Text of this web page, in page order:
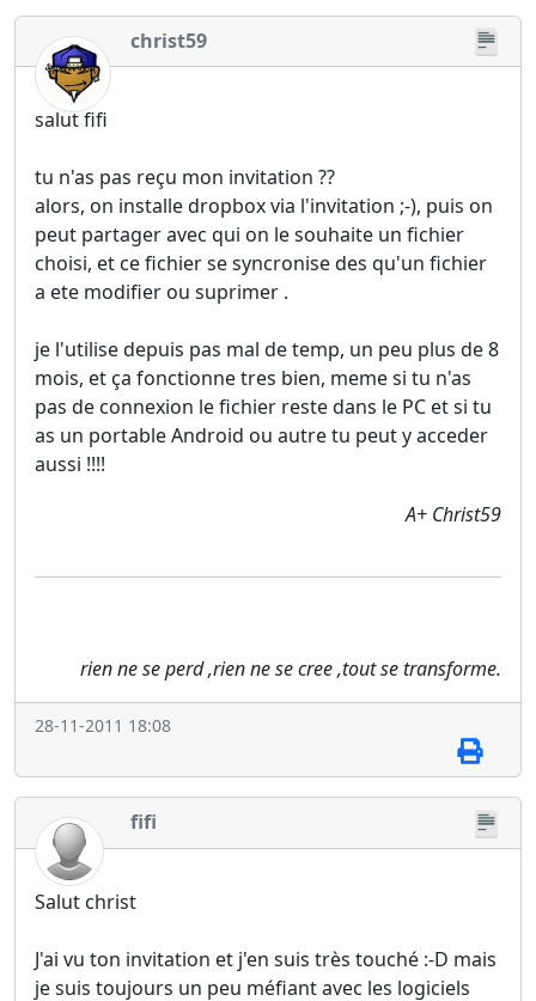
christ59
salut fifi
tu n'as pas reçu mon invitation ??
alors, on installe dropbox via l'invitation ;-), puis on
peut partager avec qui on le souhaite un fichier
choisi, et ce fichier se syncronise des qu'un fichier
a ete modifier ou suprimer .
je l'utilise depuis pas mal de temp, un peu plus de 8
mois, et ça fonctionne tres bien, meme si tu n'as
pas de connexion le fichier reste dans le PC et si tu
as un portable Android ou autre tu peut y acceder
aussi !!!!
A+ Christ59
rien ne se perd ,rien ne se cree ,tout se transforme.
28-11-2011 18:08
fifi
Salut christ
J'ai vu ton invitation et j'en suis très touché :-D mais
je suis toujours un peu méfiant avec les logiciels